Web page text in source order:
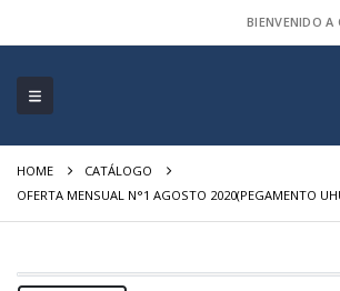
BIENVENIDO A
HOME
CATÁLOGO
OFERTA MENSUAL N°1 AGOSTO 2020(PEGAMENTO